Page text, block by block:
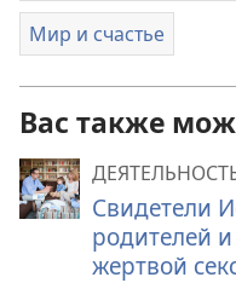
Мир и счастье
Вас также
Свидетели
родителей и
жертвой